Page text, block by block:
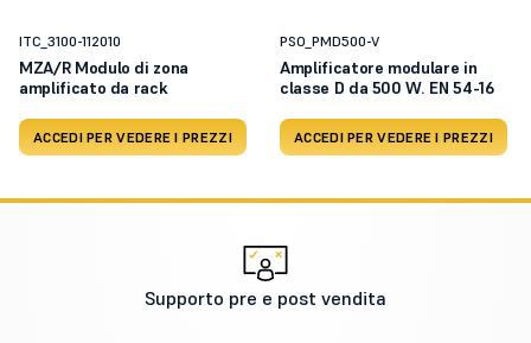
ITC_3100-112010
MZA/R Modulo di zona
amplificato da rack
ACCEDI PER VEDERE I PREZZI
PSO_PMD500-V
Amplificatore modulare in
classe D da 500 W. EN 54-16
ACCEDI PER VEDERE I PREZZI
Supporto pre e post vendita